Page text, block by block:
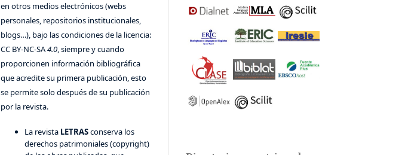
en otros medios electrónicos (webs
personales, repositorios institucionales,
blogs…), bajo las condiciones de la licencia:
CC BY-NC-SA4.0, siempre y cuando
proporcionen información bibliográfica
que acredite su primera publicación, esto
se permite solo después de su publicación
por la revista.
La revista LETRASconserva los
derechos patrimoniales (copyright)